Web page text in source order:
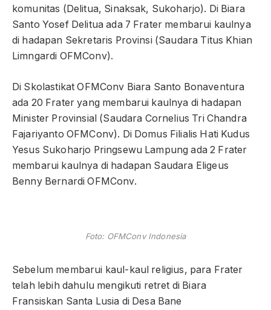
komunitas (Delitua, Sinaksak, Sukoharjo). Di Biara
Santo Yosef Delitua ada 7 Frater membarui kaulnya
di hadapan Sekretaris Provinsi (Saudara Titus Khian
Limngardi OFMConv).
Di Skolastikat OFMConv Biara Santo Bonaventura
ada 20 Frater yang membarui kaulnya di hadapan
Minister Provinsial (Saudara Cornelius Tri Chandra
Fajariyanto OFMConv). Di Domus Filialis Hati Kudus
Yesus Sukoharjo Pringsewu Lampung ada 2 Frater
membarui kaulnya di hadapan Saudara Eligeus
Benny Bernardi OFMConv.
Foto: OFMConv Indonesia
Sebelum membarui kaul-kaul religius, para Frater
telah lebih dahulu mengikuti retret di Biara
Fransiskan Santa Lusia di Desa Bane